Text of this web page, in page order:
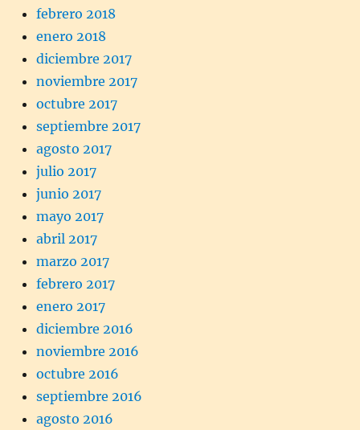
febrero 2018
enero 2018
diciembre 2017
noviembre 2017
octubre 2017
septiembre 2017
agosto 2017
julio 2017
junio 2017
mayo 2017
abril 2017
marzo 2017
febrero 2017
enero 2017
diciembre 2016
noviembre 2016
octubre 2016
septiembre 2016
agosto 2016